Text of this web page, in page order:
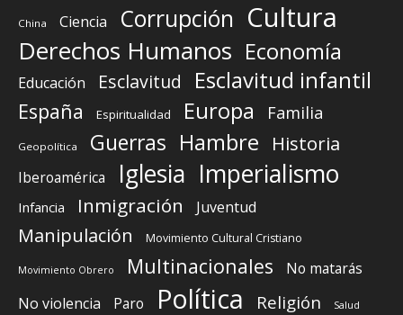
China Ciencia Corrupción Cultura
Derechos Humanos Economía
Educación Esclavitud Esclavitud infantil
España Espiritualidad Europa Familia
Geopolítica Guerras Hambre Historia
Iberoamérica Iglesia Imperialismo
Infancia Inmigración Juventud
Manipulación Movimiento Cultural Cristiano
Movimiento Obrero Multinacionales
No matarás
No violencia
Paro Política Religión Salud